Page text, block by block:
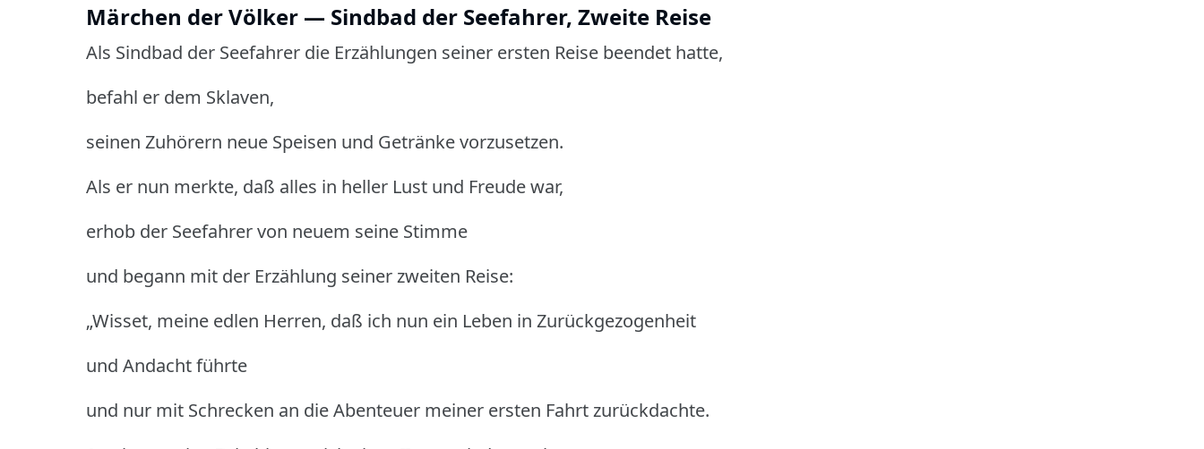
Märchen der Völker — Sindbad der Seefahrer, Zweite Reise
Als Sindbad der Seefahrer die Erzählungen seiner ersten Reise beendet hatte,
befahl er dem Sklaven,
seinen Zuhörern neue Speisen und Getränke vorzusetzen.
Als er nun merkte, daß alles in heller Lust und Freude war,
erhob der Seefahrer von neuem seine Stimme
und begann mit der Erzählung seiner zweiten Reise:
„Wisset, meine edlen Herren, daß ich nun ein Leben in Zurückgezogenheit
und Andacht führte
und nur mit Schrecken an die Abenteuer meiner ersten Fahrt zurückdachte.